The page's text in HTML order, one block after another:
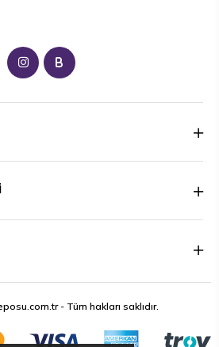
B
- Tüm hakları saklıdır.